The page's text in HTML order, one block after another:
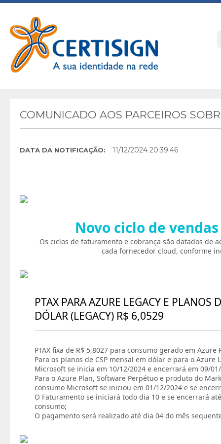
COMUNICADO AOS PARCEIROS
DATA DA NOTIFICAÇÃO: 11/12/2024 20:39:46
Novo ciclo de
Os ciclos de faturamento e cobrança são datados de
cada fornecedor cloud, conforme
PTAX PARA AZURE LEGACY E PLANOS
DÓLAR (LEGACY) R$ 6,0529
PTAX fixa de R$ 5,8027 para consumo gerado em Azure
Para os planos de CSP mensal em dólar e para o Azure
Microsoft se inicia em 10/12/2024 e encerrará em 09/
Para o Azure Plan, Software Perpétuo e produto do
consumo Microsoft se iniciou em 01/12/2024 e se
O Faturamento se iniciará todo dia 10 e se encerrará
consumo;
O pagamento será realizado até dia 04 do mês